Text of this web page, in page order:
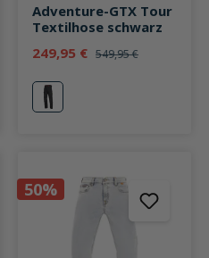
Adventure-GTX Tour
Textilhose schwarz
249,95 € 549,95 €
schwarz
50%